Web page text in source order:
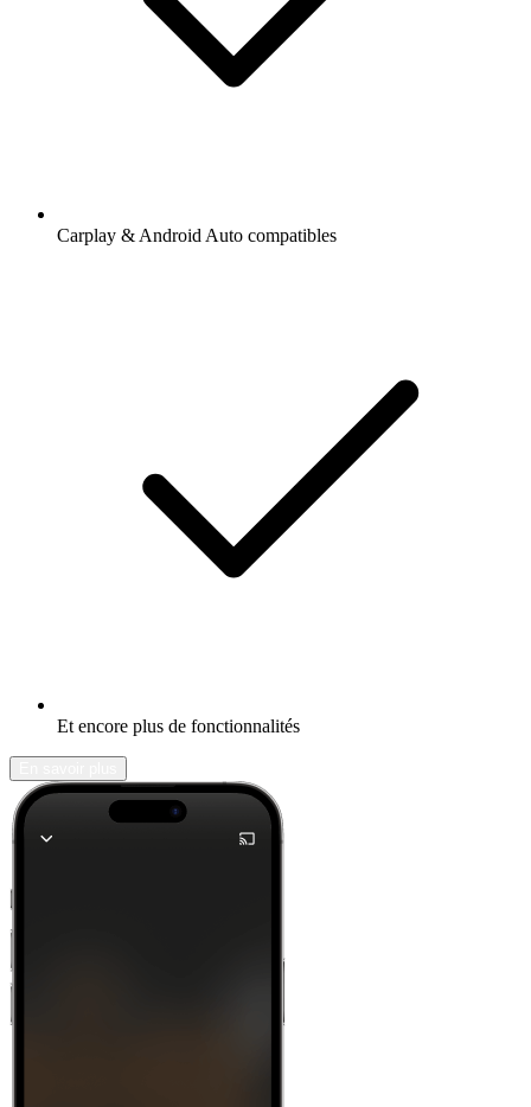
Carplay & Android Auto compatibles
Et encore plus de fonctionnalités